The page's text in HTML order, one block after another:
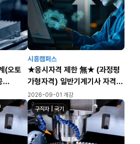
(오토
자 양
시흥캠퍼스
★응시자격 제한 無★ (과정평
가형자격) 일반기계기사 자격증
취득 과정(오토캐드, 2D/3D 기
계요소&시스템설계), ※ 자격증
취득→기계설비유지관리자 초
급 선임
2026-09-01 개강
구직자 | 국기